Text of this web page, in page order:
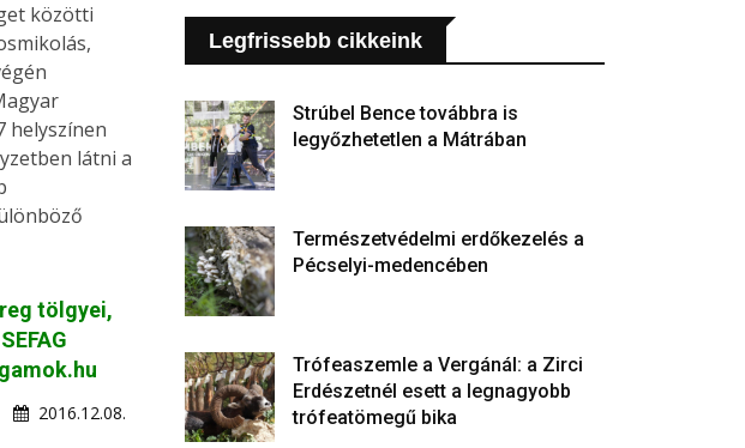
közötti
helyszínen
látni a
tölgyei,
2016.12.08.
Legfrissebb cikkeink
Strúbel Bence továbbra is
legyőzhetetlen a Mátrában
Természetvédelmi erdőkezelés a
Pécselyi-medencében
Trófeaszemle a Vergánál: a Zirci
Erdészetnél esett a legnagyobb
trófeatömegű bika